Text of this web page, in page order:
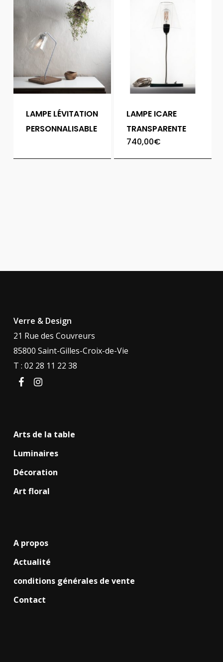
LAMPE LÉVITATION
PERSONNALISABLE
LAMPE ICARE
TRANSPARENTE
740,00€
Verre & Design
21 Rue des Couvreurs
85800 Saint-Gilles-Croix-de-Vie
T : 02 28 11 22 38
facebookinstagram
Arts de la table
Luminaires
Décoration
Art floral
A propos
Actualité
conditions générales de vente
Contact